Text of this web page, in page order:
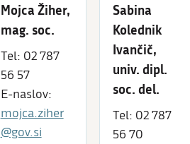
Mojca Žiher,
mag. soc.
Tel: 02 787
56 57
E-naslov:
mojca.ziher
@gov.si
Sabina
Kolednik
Ivančič,
univ. dipl.
soc. del.
Tel: 02 787
56 70